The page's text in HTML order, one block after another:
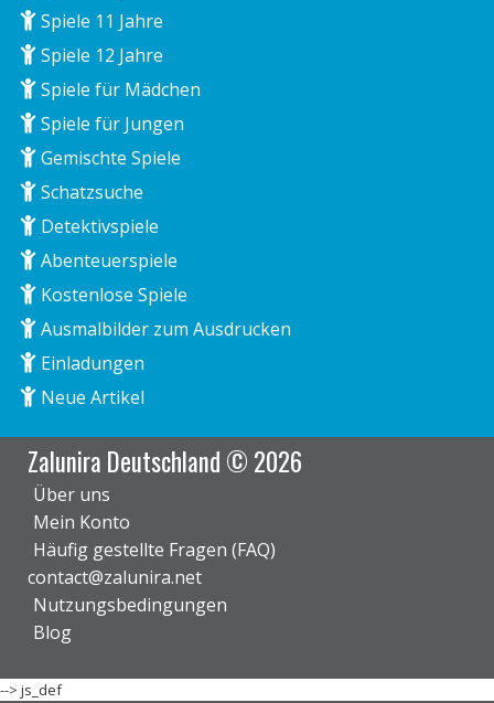
Spiele 11 Jahre
Spiele 12 Jahre
Spiele für Mädchen
Spiele für Jungen
Gemischte Spiele
Schatzsuche
Detektivspiele
Abenteuerspiele
Kostenlose Spiele
Ausmalbilder zum Ausdrucken
Einladungen
Neue Artikel
Zalunira Deutschland © 2026
Über uns
Mein Konto
Häufig gestellte Fragen (FAQ)
contact@zalunira.net
Nutzungsbedingungen
Blog
--> js_def